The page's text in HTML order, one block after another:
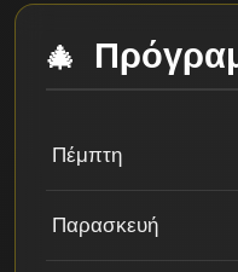
Πέμπτη
Παρασκευή